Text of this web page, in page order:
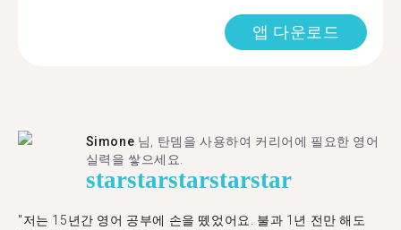
앱 다운로드
Simone 님, 탄뎀을 사용하여 커리어에 필요한 영어
실력을 쌓으세요.
starstarstarstarstar
"저는 15년간 영어 공부에 손을 뗐었어요. 불과 1년 전만 해도